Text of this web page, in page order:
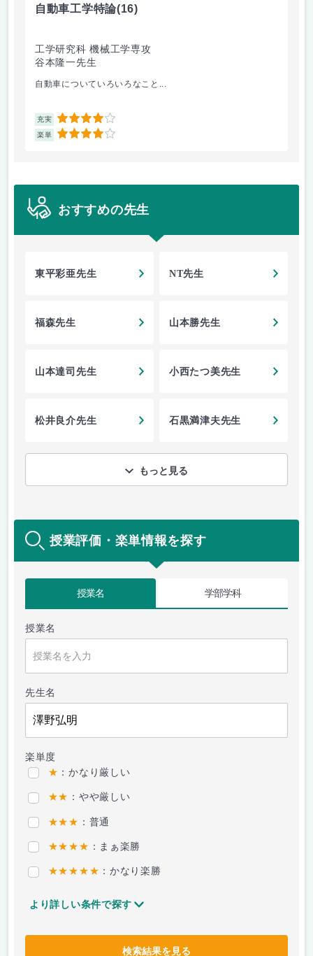
自動車工学特論(16)
工学研究科 機械工学専攻
谷本隆一先生
自動車についていろいろなこと...
充実 4
楽単 4
おすすめの先生
東平彩亜先生 NT先生
福森先生 山本勝先生
山本達司先生 小西たつ美先生
松井良介先生 石黒満津夫先生
もっと見る
授業評価・楽単情報を探す
授業名 学部学科
授業名
先生名
楽単度
★ ：かなり厳しい
★★ ：やや厳しい
★★★ ：普通
★★★★ ：まぁ楽勝
★★★★★ ：かなり楽勝
より詳しい条件で探す
検索結果を見る